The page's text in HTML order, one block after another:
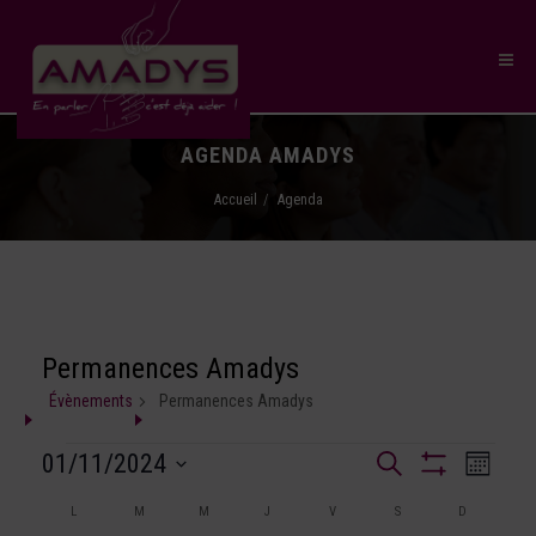
AGENDA AMADYS
Accueil Agenda
Permanences Amadys
Évènements Permanences Amadys
Recherche
navigation
Recherche
Mois
01/11/2024
UNE
Calendrier
L M M J V S D